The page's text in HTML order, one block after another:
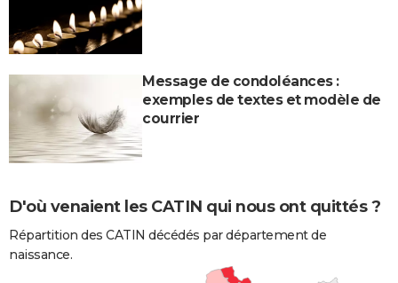
Message de condoléances :
exemples de textes et modèle de
courrier
D'où venaient les CATIN qui nous ont quittés ?
Répartition des CATIN décédés par département de
naissance.